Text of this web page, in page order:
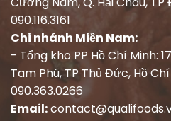
090.116.3161
Chi nhánh Miền Nam:
- Tổng kho PP Hồ Chí Minh:
Tam Phú, TP Thủ Đức, Hồ
090.363.0266
Email: